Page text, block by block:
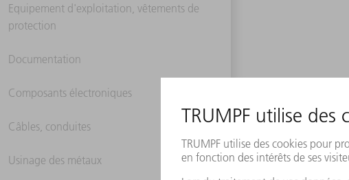
Equipement d'exploitation, vêtements de
protection
Documentation
Composants électroniques
Câbles, conduites
Usinage des métaux